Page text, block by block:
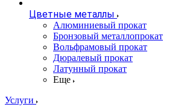
Цветные металлы
Алюминиевый прокат
Бронзовый металлопрокат
Вольфрамовый прокат
Дюралевый прокат
Латунный прокат
Еще
Услуги